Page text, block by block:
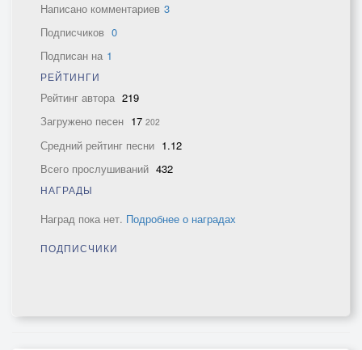
Написано комментариев 3
Подписчиков 0
Подписан на 1
РЕЙТИНГИ
Рейтинг автора 219
Загружено песен 17 202
Средний рейтинг песни 1.12
Всего прослушиваний 432
НАГРАДЫ
Наград пока нет. Подробнее о наградах
ПОДПИСЧИКИ